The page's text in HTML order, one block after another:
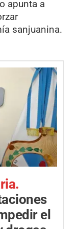
apunta a
sanjuanina.
el